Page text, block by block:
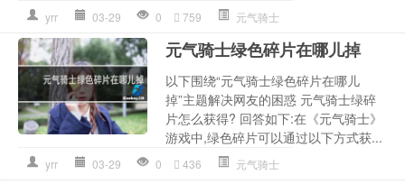
yrr 03-29 0 759 元气骑士
元气骑士绿色碎片在哪儿掉
以下围绕“元气骑士绿色碎片在哪儿
掉”主题解决网友的困惑 元气骑士绿碎
片怎么获得? 回答如下:在《元气骑士》
游戏中,绿色碎片可以通过以下方式获...
yrr 03-29 0 436 元气骑士